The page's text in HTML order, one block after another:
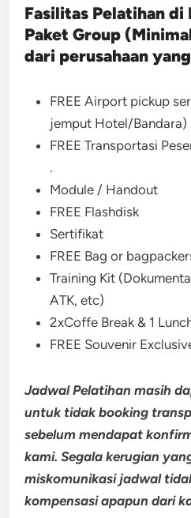
Fasilitas Pelatihan di
Paket Group
dari perusahaan
FREE Airport pickup
jemput Hotel/Bandara)
FREE Transportasi
.
Module / Handout
FREE Flashdisk
Sertifikat
FREE Bag or
Training Kit
ATK, etc)
2xCoffe Break & 1
FREE Souvenir
Jadwal Pelatihan masih
untuk tidak booking
sebelum mendapat
kami. Segala kerugian
miskomunikasi jadwal
kompensasi apapun dari